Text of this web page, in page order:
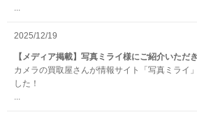
Aska（アスカ/飛鳥）
ATOMOS（アトモス）
erg（エルグ）
AVENON（アベノン）
Awagami Factory（アワガミファクトリー
2025/12/19
【メディア掲載】写真ミライ様にご紹介いただ
カメラの買取屋さんが情報サイト「写真ミライ
した！